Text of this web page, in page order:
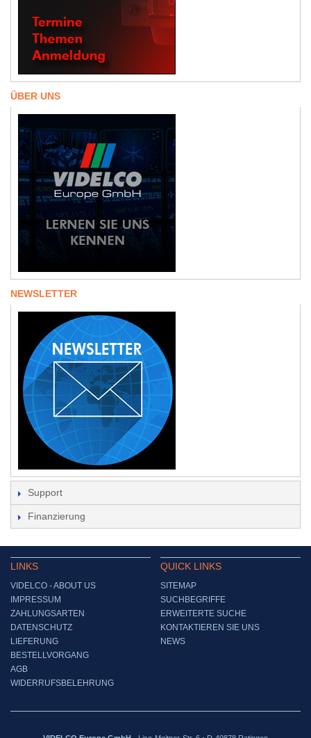
ÜBER UNS
NEWSLETTER
Support
Finanzierung
LINKS
VIDELCO - ABOUT US
IMPRESSUM
ZAHLUNGSARTEN
DATENSCHUTZ
LIEFERUNG
BESTELLVORGANG
AGB
WIDERRUFSBELEHRUNG
QUICK LINKS
SITEMAP
SUCHBEGRIFFE
ERWEITERTE SUCHE
KONTAKTIEREN SIE UNS
NEWS